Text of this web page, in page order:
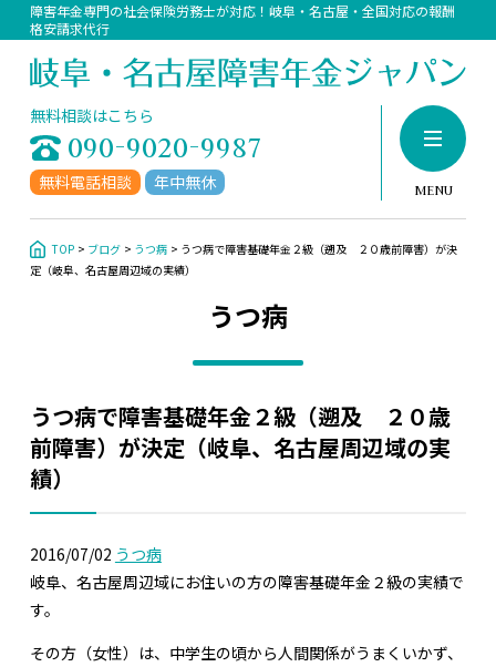
障害年金専門の社会保険労務士が対応！岐阜・名古屋・全国対応の報酬
格安請求代行
無料相談はこちら
090-9020-9987
無料電話相談 年中無休
当事務所について
代表者挨拶、プロフィール
アクセス
サポート料金
障害年金にお困りですか？
受給事例
うつ病
躁うつ病
発達障害
知的障害、てんかん、器質性精神障害
肢体障害
MENU
TOP ブログ うつ病
うつ病で障害基礎年金２級（遡及 ２０歳前障害）が決
定（岐阜、名古屋周辺域の実績）
うつ病
うつ病で障害基礎年金２級（遡及 ２０歳
前障害）が決定（岐阜、名古屋周辺域の実
績）
2016/07/02 うつ病
岐阜、名古屋周辺域にお住いの方の障害基礎年金２級の実績で
す。
その方（女性）は、中学生の頃から人間関係がうまくいかず、